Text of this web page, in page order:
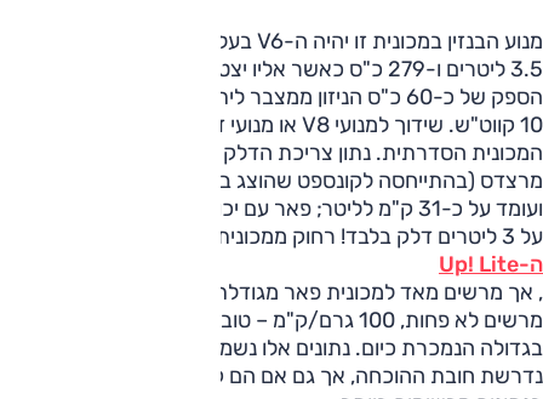
מנוע הבנזין במכונית זו יהיה ה-V6 בעל ההזרקה הישירה ובנפח
3.5 ליטרים ו-279 כ"ס כאשר אליו יצטרף מנוע חשמלי בעל
הספק של כ-60 כ"ס הניזון ממצבר ליתיום-איון בעל קיבולת של
10 קווט"ש. שידוך למנועי V8 או מנועי דיזל ישקלו לאחר הצגת
המכונית הסדרתית. נתון צריכת הדלק הרשמית שחישבה
מרצדס (בהתייחסה לקונספט שהוצג בפרנקפורט) הוא פנומינאלי
על 3 ליטרים דלק בלבד! רחוק ממכונית הקונספט של פולקסווגן,
ה-Up! Lite
מרשים לא פחות, 100 גרם/ק"מ – טוב יותר מכל מכונית פאר
בגדולה הנמכרת כיום. נתונים אלו נשמעים על גבול הדמיון וכמובן
נדרשת חובת ההוכחה, אך גם אם הם קרובים למציאות, מדובר